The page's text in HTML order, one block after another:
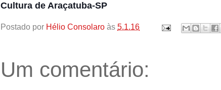
Cultura de Araçatuba-SP
Postado por Hélio Consolaro às 5.1.16
Um comentário: